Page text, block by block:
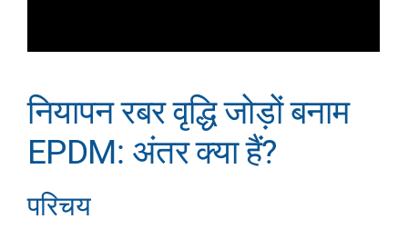
नियापन रबर वृद्धि जोड़ों बनाम
EPDM: अंतर क्या हैं?
परिचय